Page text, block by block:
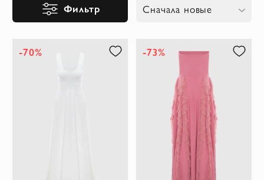
Фильтр Сначала новые
-70% -73%